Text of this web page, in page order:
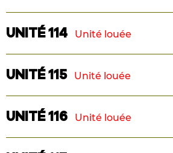
TÉLÉCHARGER LE
Superficie : 1213 pi2
TÉLÉCHARGER LE
3 chambres
Superficie : 1275 pi2
TÉLÉCHARGER LE
Maison de ville
2 chambres
Superficie : 1044 pi2
TÉLÉCHARGER LE
UNITÉ 114 Unité louée
Maison de ville
2 chambres
Superficie : 1044 pi2
UNITÉ 115 Unité louée
Maison de ville
2 chambres
UNITÉ 116 Unité louée
Maison de ville